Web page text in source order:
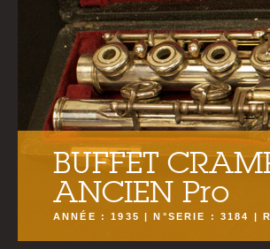
BUFFET
ANCIEN Pro
ANNÉE : 1935 | N°SERIE : 3184 |